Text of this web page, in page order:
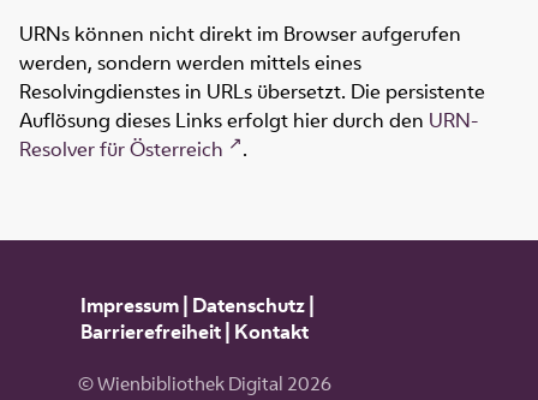
URNs können nicht direkt im Browser aufgerufen
werden, sondern werden mittels eines
Resolvingdienstes in URLs übersetzt. Die persistente
Auflösung dieses Links erfolgt hier durch den URN-
Resolver für Österreich
.
Impressum| Datenschutz|
Barrierefreiheit| Kontakt
© Wienbibliothek Digital 2026